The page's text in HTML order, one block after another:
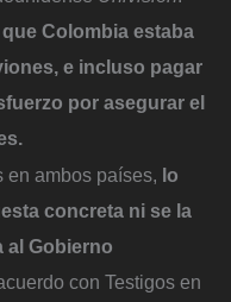
Colombia estaba
e incluso pagar
por asegurar el
en ambos países, lo
concreta ni se la
al Gobierno
con Testigos en